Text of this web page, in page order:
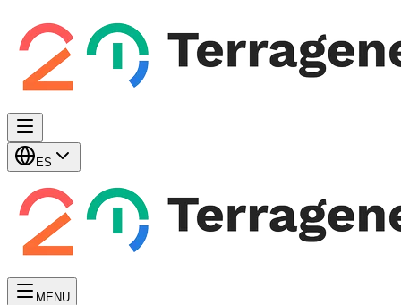
ES
MENU